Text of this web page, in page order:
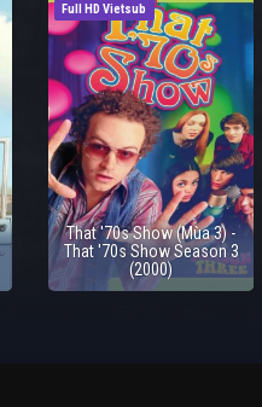
Full HD Vietsub
That '70s Show (Mùa 3) -
That '70s Show Season 3
(2000)